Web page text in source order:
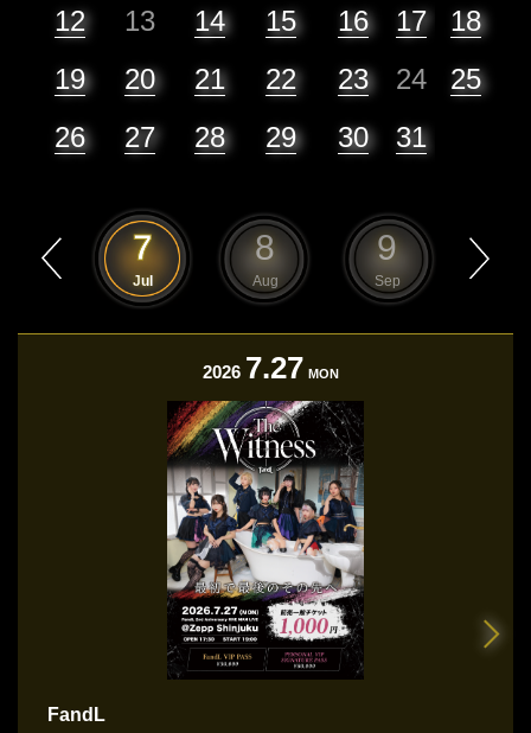
12
13 14 15 16 17
18
19
20 21 22 23 24
25
26
27 28 29 30 31
7
Jul
8
Aug
9
Sep
2026 7.27 MON
FandL